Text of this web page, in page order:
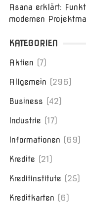
Asana erklärt:
modernen
KATEGORIEN
Aktien (7)
Allgemein (296)
Business (42)
Industrie (17)
Informationen (69)
Kredite (21)
Kreditinstitute (25)
Kreditkarten (6)